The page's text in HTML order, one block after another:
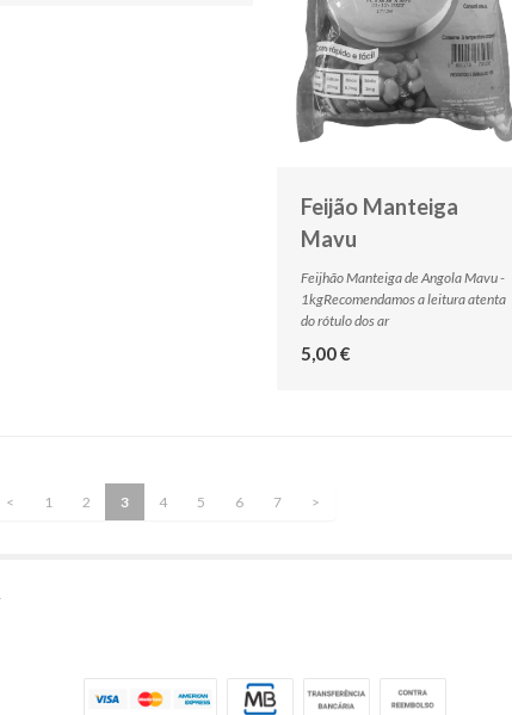
Feijão Manteiga
Mavu
Feijhão Manteiga de Angola Mavu -
1kgRecomendamos a leitura atenta
do rótulo dos ar
5,00 €
< 1 2 3 4 5 6 7 >